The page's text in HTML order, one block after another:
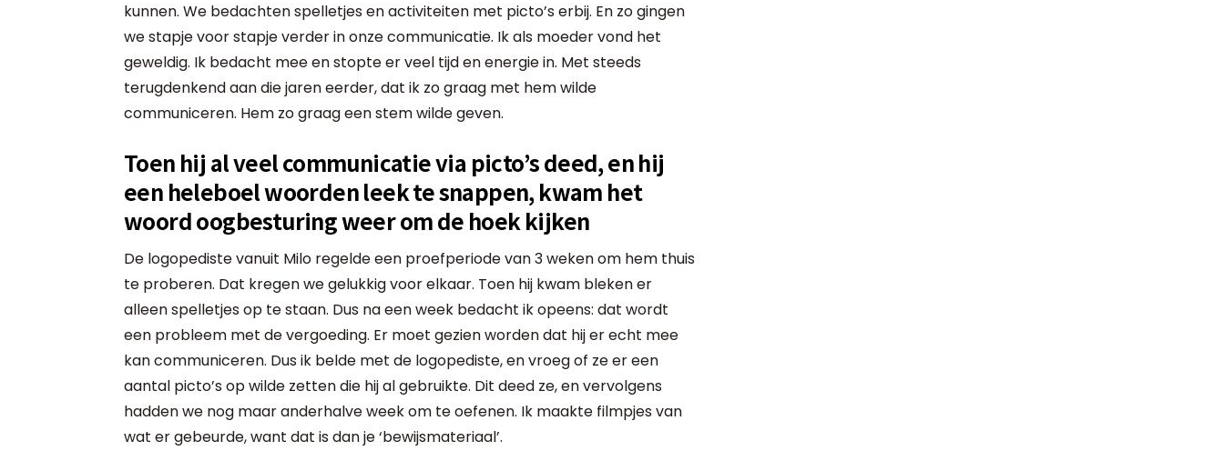
kunnen. We bedachten spelletjes en activiteiten met picto’s erbij. En zo gingen
we stapje voor stapje verder in onze communicatie. Ik als moeder vond het
geweldig. Ik bedacht mee en stopte er veel tijd en energie in. Met steeds
terugdenkend aan die jaren eerder, dat ik zo graag met hem wilde
communiceren. Hem zo graag een stem wilde geven.
Toen hij al veel communicatie via picto’s deed, en hij
een heleboel woorden leek te snappen, kwam het
woord oogbesturing weer om de hoek kijken
De logopediste vanuit Milo regelde een proefperiode van 3 weken om hem thuis
te proberen. Dat kregen we gelukkig voor elkaar. Toen hij kwam bleken er
alleen spelletjes op te staan. Dus na een week bedacht ik opeens: dat wordt
een probleem met de vergoeding. Er moet gezien worden dat hij er echt mee
kan communiceren. Dus ik belde met de logopediste, en vroeg of ze er een
aantal picto’s op wilde zetten die hij al gebruikte. Dit deed ze, en vervolgens
hadden we nog maar anderhalve week om te oefenen. Ik maakte filmpjes van
wat er gebeurde, want dat is dan je ‘bewijsmateriaal’.